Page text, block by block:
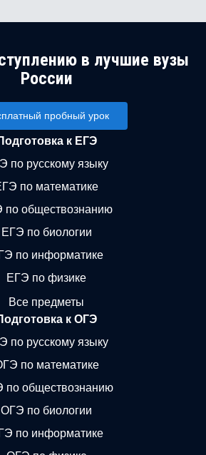
в лучшие вузы
России
пробный урок
к ЕГЭ
по русскому языку
по математике
по обществознанию
ЕГЭ по биологии
по информатике
ЕГЭ по физике
Все предметы
к ОГЭ
по русскому языку
по математике
по обществознанию
ОГЭ по биологии
по информатике